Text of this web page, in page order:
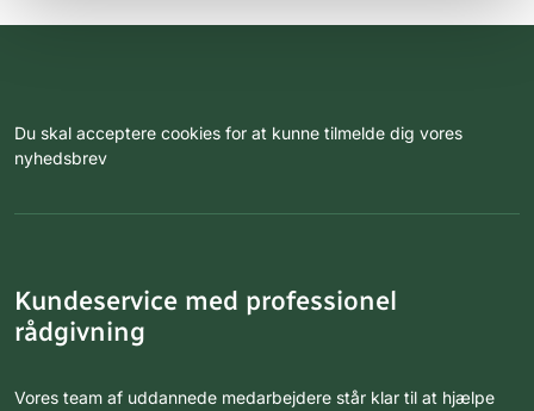
Du skal acceptere cookies for at kunne tilmelde dig vores
nyhedsbrev
Kundeservice med professionel
rådgivning
Vores team af uddannede medarbejdere står klar til at hjælpe